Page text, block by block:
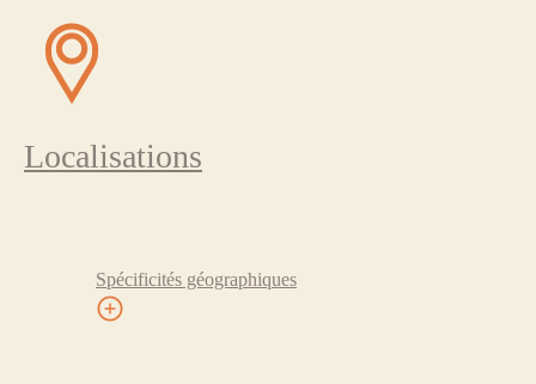
Localisations
Spécificités géographiques